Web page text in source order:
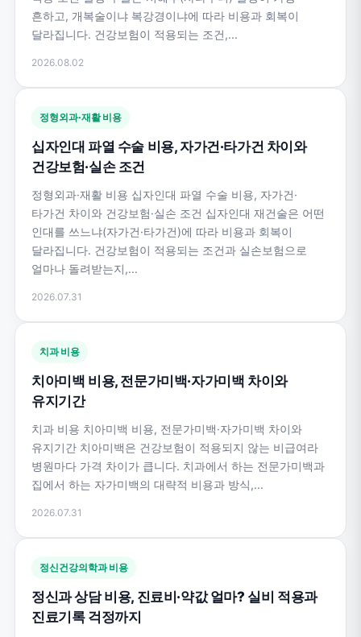
흔하고, 개복술이냐 복강경이냐에 따라 비용과 회복이
달라집니다. 건강보험이 적용되는 조건,...
2026.08.02
정형외과·재활 비용
십자인대 파열 수술 비용, 자가건·타가건 차이와
건강보험·실손 조건
정형외과·재활 비용 십자인대 파열 수술 비용, 자가건·
타가건 차이와 건강보험·실손 조건 십자인대 재건술은 어떤
인대를 쓰느냐(자가건·타가건)에 따라 비용과 회복이
달라집니다. 건강보험이 적용되는 조건과 실손보험으로
얼마나 돌려받는지,...
2026.07.31
치과 비용
치아미백 비용, 전문가미백·자가미백 차이와
유지기간
치과 비용 치아미백 비용, 전문가미백·자가미백 차이와
유지기간 치아미백은 건강보험이 적용되지 않는 비급여라
병원마다 가격 차이가 큽니다. 치과에서 하는 전문가미백과
집에서 하는 자가미백의 대략적 비용과 방식,...
2026.07.31
정신건강의학과 비용
정신과 상담 비용, 진료비·약값 얼마? 실비 적용과
진료기록 걱정까지